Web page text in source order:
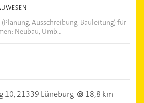
Ausschreibung, Bauleitung) für
Neubau, Umb...
10,21339 Lüneburg
18,8 km